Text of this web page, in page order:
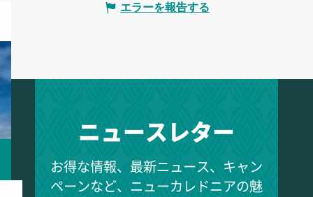
エラーを報告する
ニュースレター
お得な情報、最新ニュース、キャン
ペーンなど、ニューカレドニアの魅